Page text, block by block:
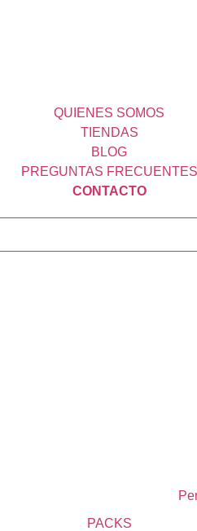
QUIENES SOMOS
TIENDAS
BLOG
PREGUNTAS FRECUENTES
CONTACTO
PACKS